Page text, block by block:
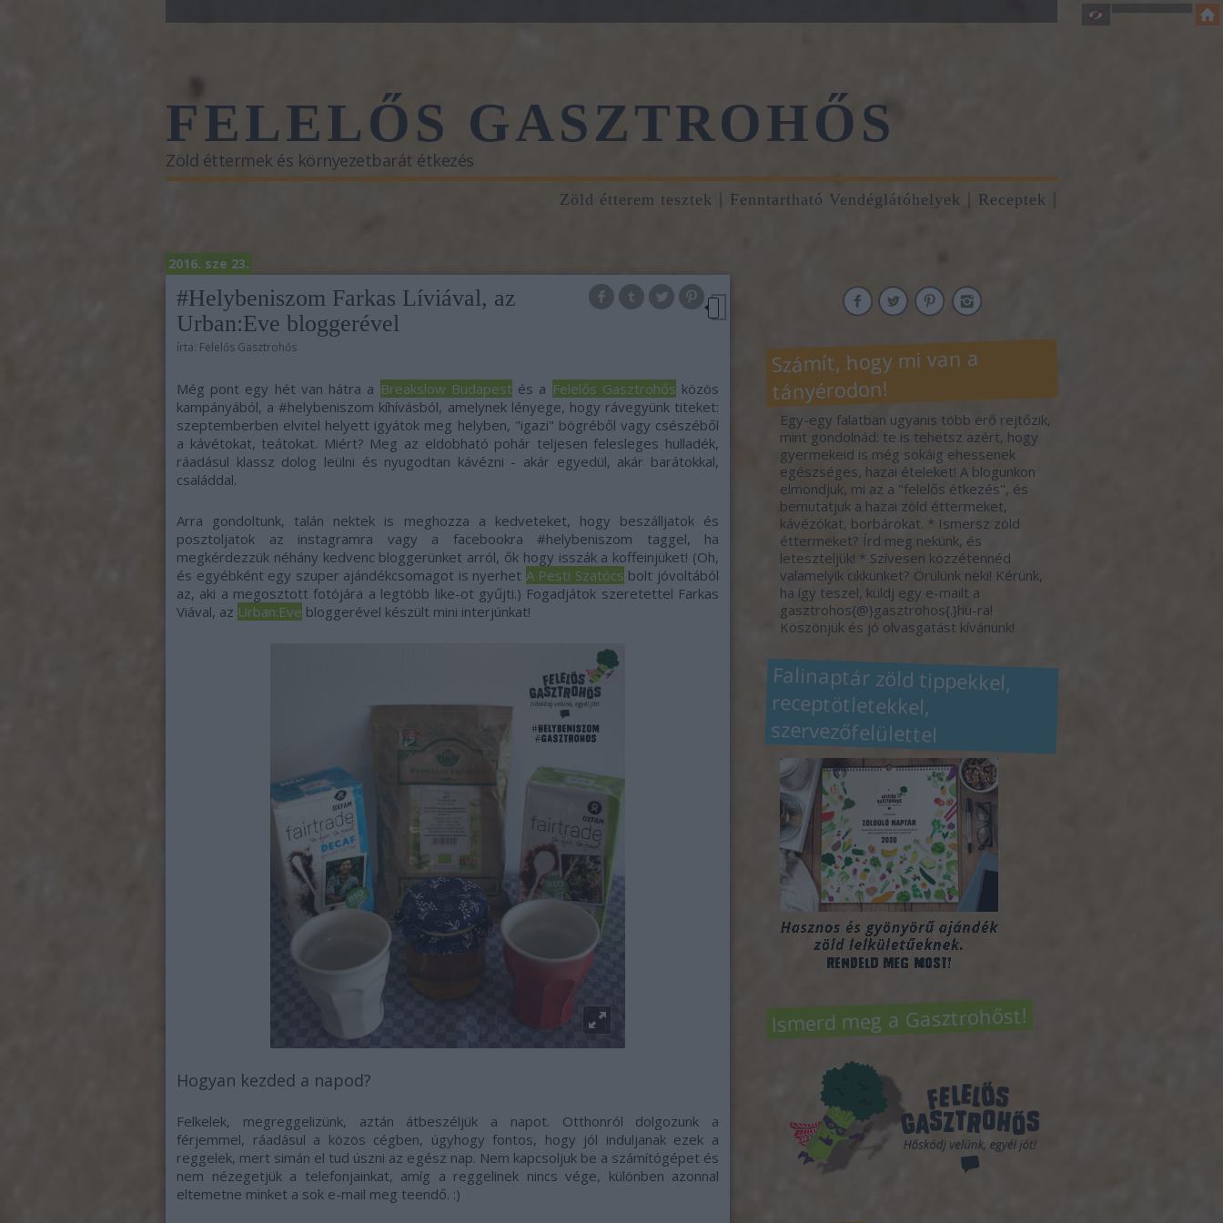
FELELŐS GASZTROHŐS
Zöld éttermek és környezetbarát étkezés
Zöld étterem tesztek Fenntartható Vendéglátóhelyek Receptek
2016. sze 23.
#Helybeniszom Farkas Líviával, az
Urban:Eve bloggerével
írta: Felelős Gasztrohős
Még pont egy hét van hátra a Breakslow Budapest és a Felelős Gasztrohős közös
kampányából, a #helybeniszom kíhívásból, amelynek lényege, hogy rávegyünk titeket:
szeptemberben elvitel helyett igyátok meg helyben, "igazi" bögréből vagy csészéből
a kávétokat, teátokat. Miért? Meg az eldobható pohár teljesen felesleges hulladék,
ráadásul klassz dolog leülni és nyugodtan kávézni - akár egyedül, akár barátokkal,
családdal.
Arra gondoltunk, talán nektek is meghozza a kedveteket, hogy beszálljatok és
posztoljatok az instagramra vagy a facebookra #helybeniszom taggel, ha
megkérdezzük néhány kedvenc bloggerünket arról, ők hogy isszák a koffeinjüket! (Oh,
és egyébként egy szuper ajándékcsomagot is nyerhet A Pesti Szatócs bolt jóvoltából
az, aki a megosztott fotójára a legtöbb like-ot gyűjti.) Fogadjátok szeretettel Farkas
Viával, az Urban:Eve bloggerével készült mini interjúnkat!
Hogyan kezded a napod?
Felkelek, megreggelizünk, aztán átbeszéljük a napot. Otthonról dolgozunk a
férjemmel, ráadásul a közös cégben, úgyhogy fontos, hogy jól induljanak ezek a
reggelek, mert simán el tud úszni az egész nap. Nem kapcsoljuk be a számítógépet és
nem nézegetjük a telefonjainkat, amíg a reggelinek nincs vége, különben azonnal
eltemetne minket a sok e-mail meg teendő. :)
Számít, hogy mi van a
tányérodon!
Egy-egy falatban ugyanis több erő rejtőzik,
mint gondolnád: te is tehetsz azért, hogy
gyermekeid is még sokáig ehessenek
egészséges, hazai ételeket! A blogunkon
elmondjuk, mi az a "felelős étkezés", és
bemutatjuk a hazai zöld éttermeket,
kávézókat, borbárokat. * Ismersz zöld
éttermeket? Írd meg nekünk, és
leteszteljük! * Szívesen közzétennéd
valamelyik cikkünket? Örülünk neki! Kérünk,
ha így teszel, küldj egy e-mailt a
gasztrohos{@}gasztrohos{.}hu-ra!
Köszönjük és jó olvasgatást kívánunk!
Falinaptár zöld tippekkel,
receptötletekkel,
szervezőfelülettel
Ismerd meg a Gasztrohőst!